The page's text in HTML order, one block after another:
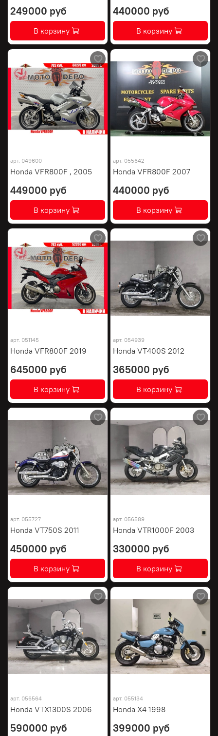
249000 руб
В корзину
440000 руб
В корзину
арт. 049600
Honda VFR800F , 2005
449000 руб
В корзину
арт. 055642
Honda VFR800F 2007
440000 руб
В корзину
арт. 051145
Honda VFR800F 2019
645000 руб
В корзину
арт. 054939
Honda VT400S 2012
365000 руб
В корзину
арт. 055727
Honda VT750S 2011
450000 руб
В корзину
арт. 056589
Honda VTR1000F 2003
330000 руб
В корзину
арт. 056564
Honda VTX1300S 2006
590000 руб
арт. 055134
Honda X4 1998
399000 руб